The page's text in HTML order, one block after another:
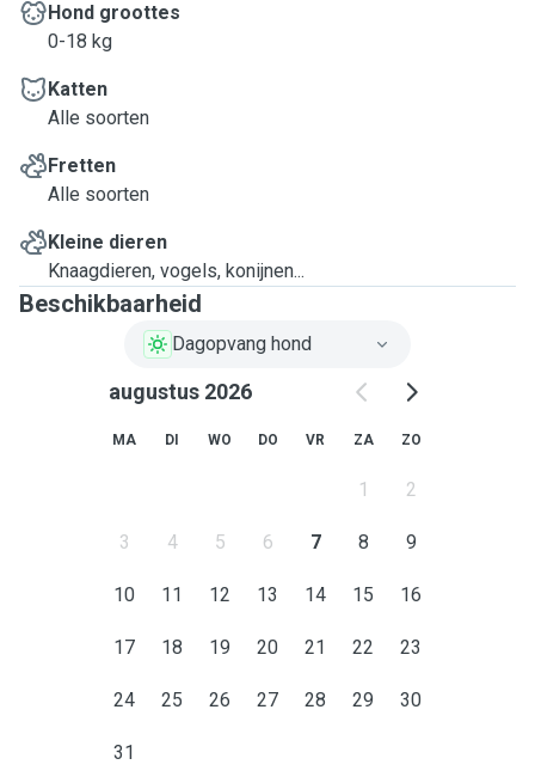
Hond groottes
0-18 kg
Katten
Alle soorten
Fretten
Alle soorten
Kleine dieren
Knaagdieren, vogels, konijnen...
Beschikbaarheid
Dagopvang hond
augustus 2026
MA DI WO DO VR ZA ZO
1 2
3 4 5 6 7 8 9
10 11 12 13 14 15 16
17 18 19 20 21 22 23
24 25 26 27 28 29 30
31